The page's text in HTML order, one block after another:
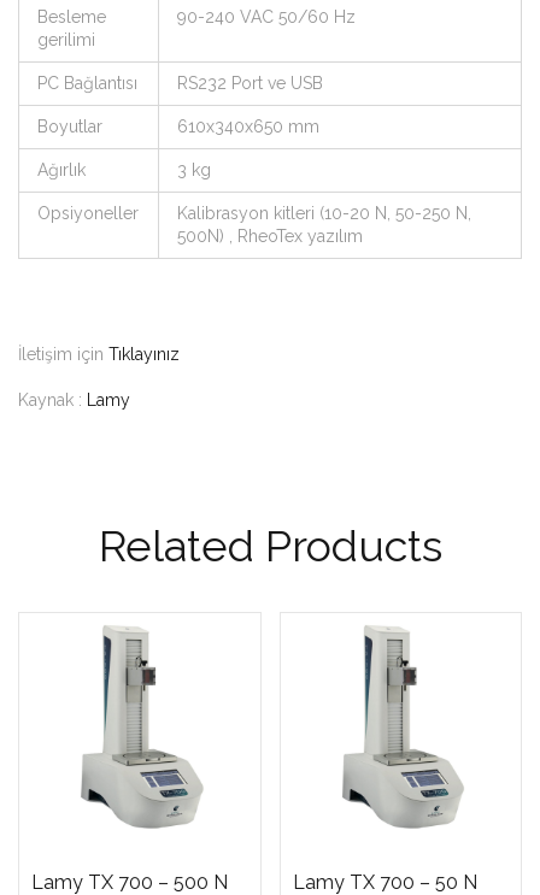
Besleme
gerilimi
90-240 VAC 50/60 Hz
PC Bağlantısı RS232 Port ve USB
Boyutlar 610x340x650 mm
Ağırlık 3 kg
Opsiyoneller
Kalibrasyon kitleri (10-20 N, 50-250 N,
500N) , RheoTex yazılım
İletişim için Tıklayınız
Kaynak : Lamy
Related Products
Lamy TX 700 – 500 N
Lamy TX 700 – 50 N